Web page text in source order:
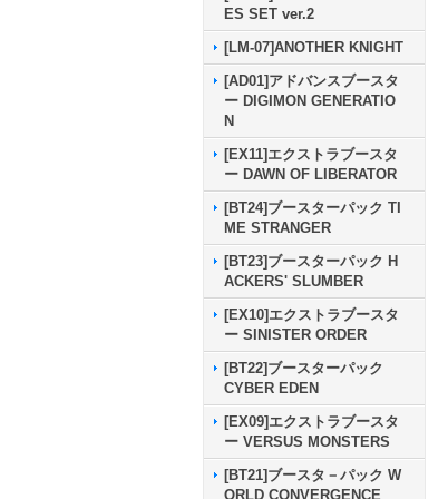
ES SET ver.2
[LM-07]ANOTHER KNIGHT
[AD01]アドバンスブースタ
ー DIGIMON GENERATIO
N
[EX11]エクストラブースタ
ー DAWN OF LIBERATOR
[BT24]ブースターパック TI
ME STRANGER
[BT23]ブースターパック H
ACKERS' SLUMBER
[EX10]エクストラブースタ
ー SINISTER ORDER
[BT22]ブースターパック
CYBER EDEN
[EX09]エクストラブースタ
ー VERSUS MONSTERS
[BT21]ブースタ－パック W
ORLD CONVERGENCE